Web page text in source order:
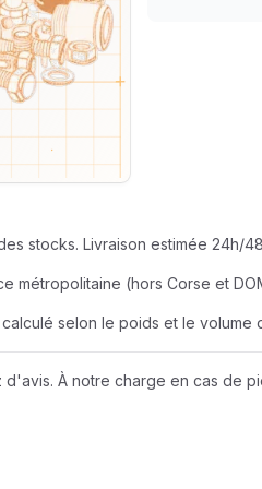
stocks. Livraison estimée 24h/
métropolitaine (hors Corse et
selon le poids et le volume
À notre charge en cas de